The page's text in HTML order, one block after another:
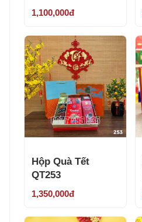
1,100,000đ
Hộp Quà Tết
QT253
1,350,000đ